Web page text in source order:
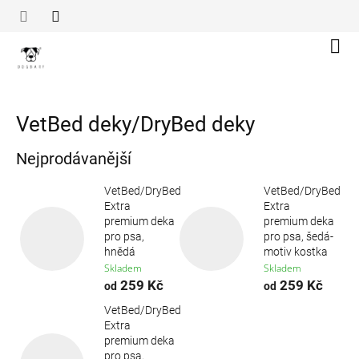
VetBed deky/DryBed deky
Nejprodávanější
VetBed/DryBed
Extra
premium deka
pro psa,
hnědá
Skladem
od 259 Kč
VetBed/DryBed
Extra
premium deka
pro psa, šedá-
motiv kostka
Skladem
od 259 Kč
VetBed/DryBed
Extra
premium deka
pro psa,